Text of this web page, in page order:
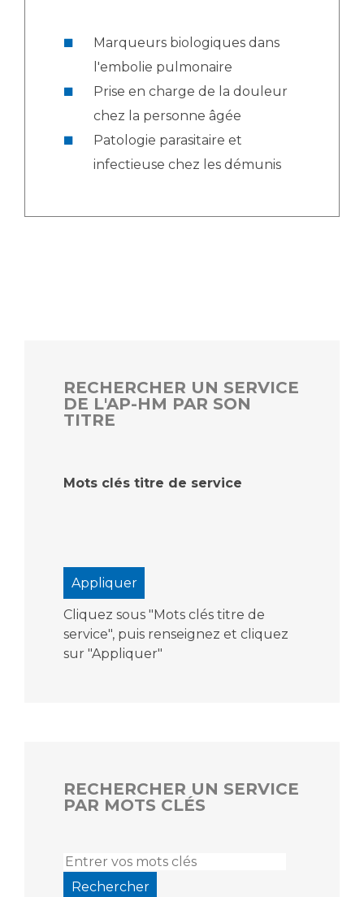
Marqueurs biologiques dans
l'embolie pulmonaire
Prise en charge de la douleur
chez la personne âgée
Patologie parasitaire et
infectieuse chez les démunis
RECHERCHER UN SERVICE
DE L'AP-HM PAR SON
TITRE
Mots clés titre de service
Cliquez sous "Mots clés titre de
service", puis renseignez et cliquez
sur "Appliquer"
RECHERCHER UN SERVICE
PAR MOTS CLÉS